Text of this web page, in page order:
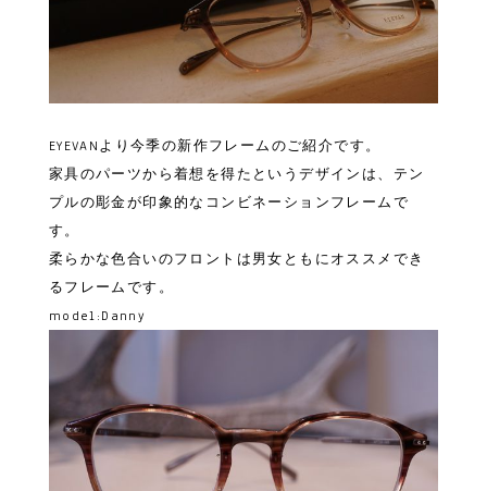
EYEVANより今季の新作フレームのご紹介です。
家具のパーツから着想を得たというデザインは、テン
プルの彫金が印象的なコンビネーションフレームで
す。
柔らかな色合いのフロントは男女ともにオススメでき
るフレームです。
model:Danny